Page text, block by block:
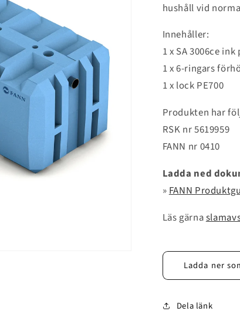
hushåll vid
Innehåller:
1 x SA 3006ce
1 x 6-ringars
1 x lock PE700
Produkten har
RSK nr 5619959
FANN nr 0410
Ladda ned
»FANN
Läs gärna
Ladda ner
Dela länk